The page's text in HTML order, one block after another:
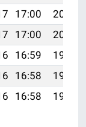
17:00
20:02
17:00
20:01
16:59
19:59
16:58
19:58
16:58 19:56